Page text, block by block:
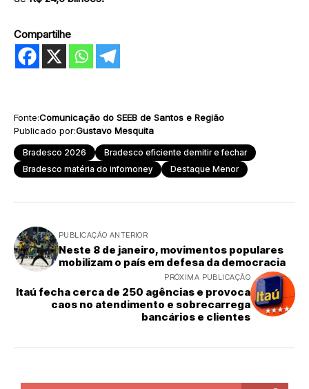
Compartilhe
Fonte:Comunicação do SEEB de Santos e Região
Publicado por:Gustavo Mesquita
Bradesco 2026
Bradesco eficiente demitir e fechar
Bradesco matéria do infomoney
Destaque Menor
PUBLICAÇÃO ANTERIOR
Neste 8 de janeiro, movimentos populares
mobilizam o país em defesa da democracia
PRÓXIMA PUBLICAÇÃO
Itaú fecha cerca de 250 agências e provoca
caos no atendimento e sobrecarrega
bancários e clientes